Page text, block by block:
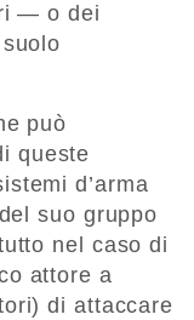
— o dei
può
queste
d’arma
suo gruppo
nel caso di
attore a
di attaccare